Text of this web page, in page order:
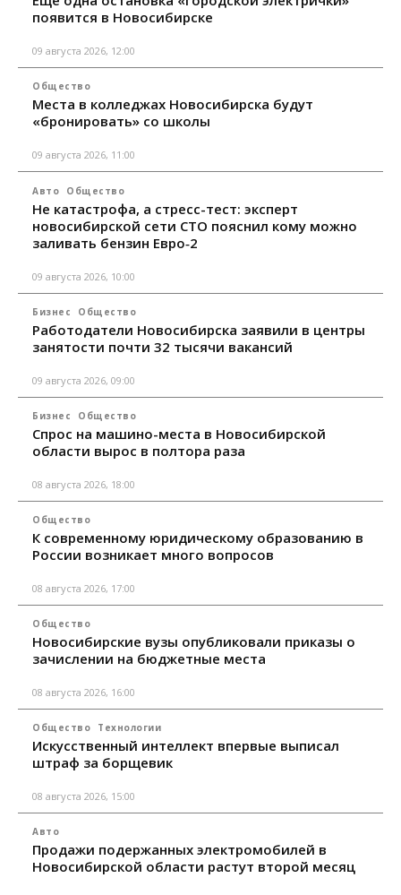
появится в Новосибирске
09 августа 2026, 12:00
Общество
Места в колледжах Новосибирска будут
«бронировать» со школы
09 августа 2026, 11:00
Авто Общество
Не катастрофа, а стресс-тест: эксперт
новосибирской сети СТО пояснил кому можно
заливать бензин Евро‑2
09 августа 2026, 10:00
Бизнес Общество
Работодатели Новосибирска заявили в центры
занятости почти 32 тысячи вакансий
09 августа 2026, 09:00
Бизнес Общество
Спрос на машино-места в Новосибирской
области вырос в полтора раза
08 августа 2026, 18:00
Общество
К современному юридическому образованию в
России возникает много вопросов
08 августа 2026, 17:00
Общество
Новосибирские вузы опубликовали приказы о
зачислении на бюджетные места
08 августа 2026, 16:00
Общество Технологии
Искусственный интеллект впервые выписал
штраф за борщевик
08 августа 2026, 15:00
Авто
Продажи подержанных электромобилей в
Новосибирской области растут второй месяц